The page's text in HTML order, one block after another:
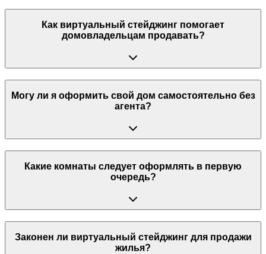
Как виртуальный стейджинг помогает
домовладельцам продавать?
Могу ли я оформить свой дом самостоятельно без
агента?
Какие комнаты следует оформлять в первую
очередь?
Законен ли виртуальный стейджинг для продажи
жилья?